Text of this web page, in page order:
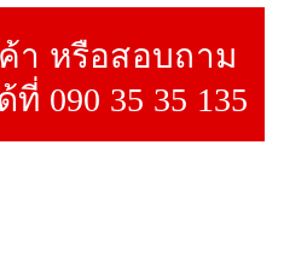
า หรือสอบถาม
090 35 35 135